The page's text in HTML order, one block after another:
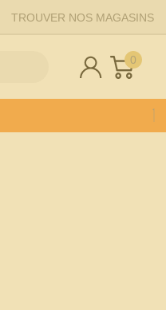
TROUVER NOS MAGASINS
0